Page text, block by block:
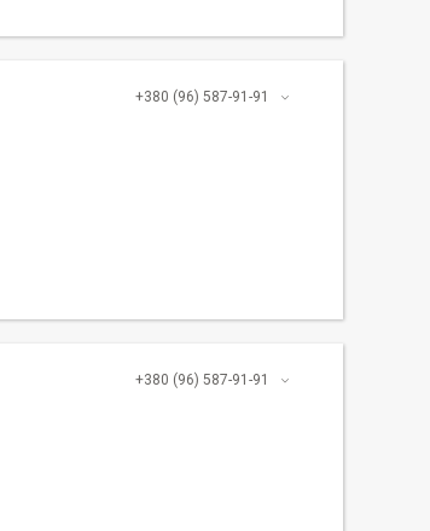
+380 (96) 587-91-91
+380 (96) 587-91-91